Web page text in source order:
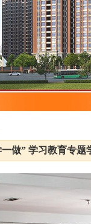
做” 学习教育专题